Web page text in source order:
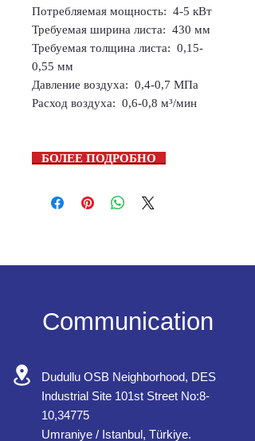
Потребляемая мощность: 4-5 кВт
Требуемая ширина листа: 430 мм
Требуемая толщина листа: 0,15-
0,55 мм
Давление воздуха: 0,4-0,7 МПа
Расход воздуха: 0,6-0,8 м³/мин
БОЛЕЕ ПОДРОБНО
Communication
Dudullu OSB Neighborhood, DES
Industrial Site 101st Street No:8-
10,34775
Umraniye / Istanbul, Türkiye.